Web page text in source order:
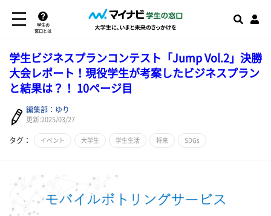
学生の
窓口とは
学生ビジネスプランコンテスト「Jump Vol.2」決勝
大会レポート！現役学生が考案したビジネスプラン
と結果は？！ 10ページ目
編集部：ゆり
更新:2025/03/27
タグ： イベント 大学生 学生生活 将来 SDGs